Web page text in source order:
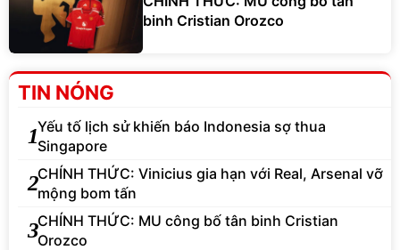
binh Cristian Orozco
TIN NÓNG
1Yếu tố lịch sử khiến báo Indonesia sợ thua
Singapore
2CHÍNH THỨC: Vinicius gia hạn với Real, Arsenal vỡ
mộng bom tấn
3CHÍNH THỨC: MU công bố tân binh Cristian
Orozco